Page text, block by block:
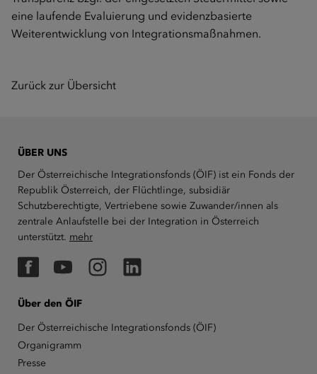
eine laufende Evaluierung und evidenzbasierte
Weiterentwicklung von Integrationsmaßnahmen.
Zurück zur Übersicht
ÜBER UNS
Der Österreichische Integrationsfonds (ÖIF) ist ein Fonds der
Republik Österreich, der Flüchtlinge, subsidiär
Schutzberechtigte, Vertriebene sowie Zuwander/innen als
zentrale Anlaufstelle bei der Integration in Österreich
unterstützt. mehr
FacebookYouTubeInstagramLinkedIn
Über den ÖIF
Der Österreichische Integrationsfonds (ÖIF)
Organigramm
Presse